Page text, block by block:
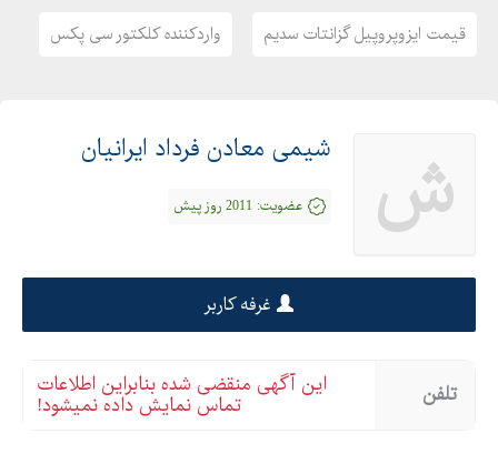
قیمت ایزوپروپیل گزانتات سدیم واردکننده کلکتور سی پکس
ش شیمی معادن فرداد ایرانیان
عضویت: 2011 روز پیش
غرفه کاربر
تلفن این آگهی منقضی شده بنابراین اطلاعات
تماس نمایش داده نمیشود!